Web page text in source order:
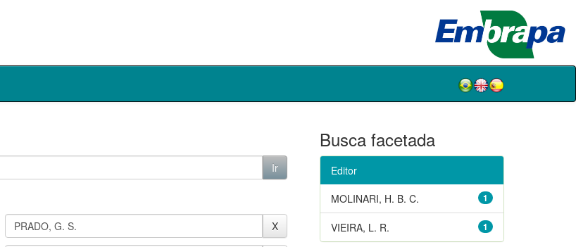
Busca facetada
Editor
1
MOLINARI, H. B. C.
1
VIEIRA, L. R.